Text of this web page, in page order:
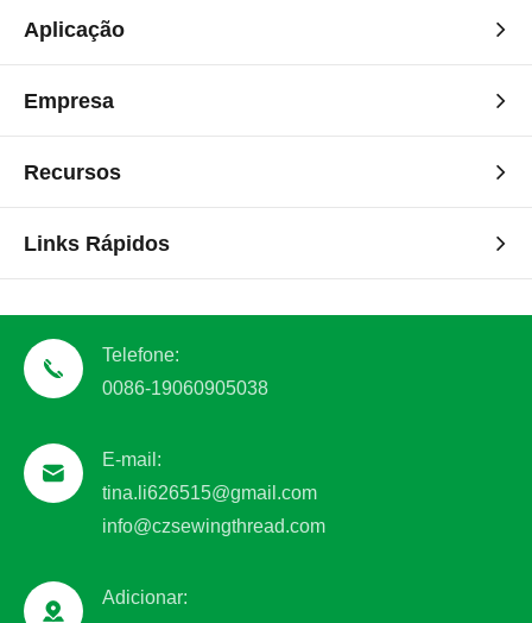
Aplicação
Empresa
Recursos
Links Rápidos
Telefone:
0086-19060905038
E-mail:
tina.li626515@gmail.com
info@czsewingthread.com
Adicionar: